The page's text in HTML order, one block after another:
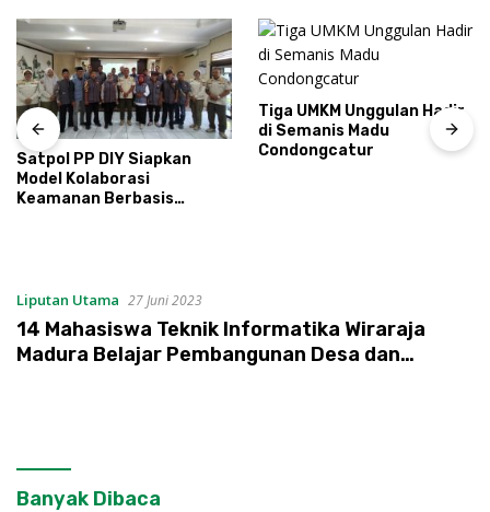
Satpol PP DIY Siapkan
Model Kolaborasi
Keamanan Berbasis
Tiga UMKM Unggulan Hadir
di Semanis Madu
Condongcatur
Liputan Utama 27 Juni 2023
14 Mahasiswa Teknik Informatika Wiraraja
Madura Belajar Pembangunan Desa dan
Banyak Dibaca